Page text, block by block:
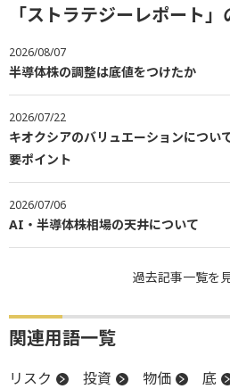
「ストラテジーレポート
2026/08/07
半導体株の調整は底値をつけたか
2026/07/22
キオクシアのバリュエーションにつ
要ポイント
2026/07/06
AI・半導体株相場の天井について
過去記事一覧を
関連用語一覧
リスク 投資 物価 底